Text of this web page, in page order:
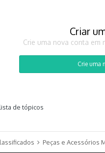
Criar
Crie uma nova conta em
Crie uma
de tópicos
Peças e Acessórios